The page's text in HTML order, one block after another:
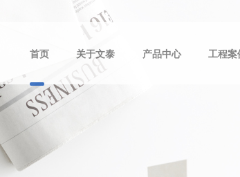
首页 关于文泰 产品中心 工程案